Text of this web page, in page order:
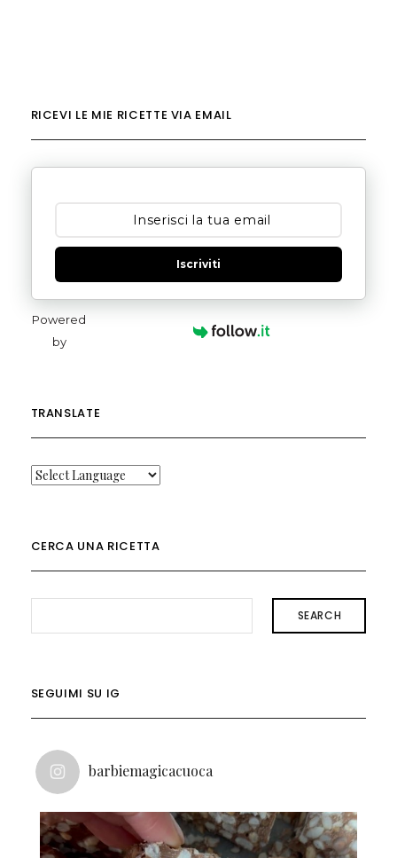
RICEVI LE MIE RICETTE VIA EMAIL
Iscriviti
Powered
by
TRANSLATE
CERCA UNA RICETTA
SEARCH
SEGUIMI SU IG
barbiemagicacuoca